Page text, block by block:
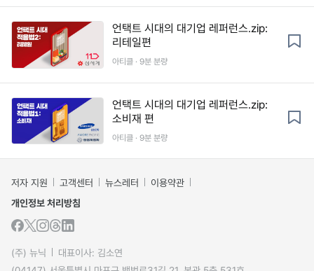
언택트 시대의 대기업 레퍼런스.zip:
리테일편
아티클 · 9분 분량
언택트 시대의 대기업 레퍼런스.zip:
소비재 편
아티클 · 9분 분량
저자 지원 고객센터 뉴스레터
이용약관
개인정보 처리방침
(주) 뉴닉
대표이사: 김소연